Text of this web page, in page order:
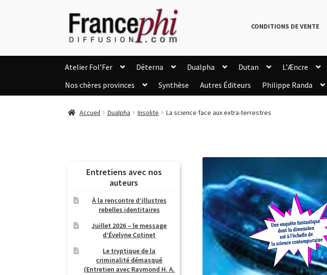
Aller
la
Aller
au
contenu
CONDITIONS DE VENTE
Atelier Fol’Fer Déterna Dualpha Dutan L’Æncre
Nos chères provinces
Synthèse Autres Éditeurs Philippe Randa
Suivi de la Commande
Accueil Dualpha Insolite La science face aux extra-terrestres
Entretiens avec nos
auteurs
À la rencontre d’illustres
rebelles identitaires
Juillet 2026 – le message
d’Évelyne Cotinet
Le tryptique de la
criminalité démasqué
(Entretien avec Raymond H. A.